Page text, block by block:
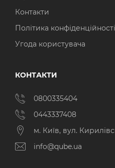
Контакти
Політика конфіденційності
Угода користувача
КОНТАКТИ
0800335404
0443337408
м. Київ, вул.
info@qube.ua